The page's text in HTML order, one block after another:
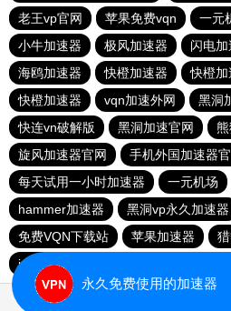
老王vp官网
苹果免费vqn 一元
小牛加速器
极风加速器 闪电加
海鸥加速器
快橙加速器 快橙加
快橙加速器
vqn加速外网 黑洞
快连vn破解版
黑洞加速官网
旋风加速器官网
手机外国加速器
每天试用一小时加速器
一元机场
hammer加速器
黑洞vp永久加速器
免费VQN下载站
苹果加速器
instagram免费加速器
永久免费使用的加速器